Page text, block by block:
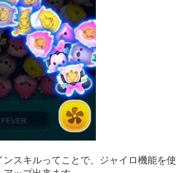
ンスキルってことで、ジャイロ機能を使